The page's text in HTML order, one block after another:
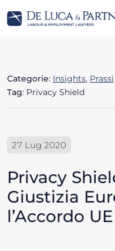
Categorie: Insights, Prassi
Tag: Privacy Shield
27 Lug 2020
Privacy
Giustizia
l’Accordo